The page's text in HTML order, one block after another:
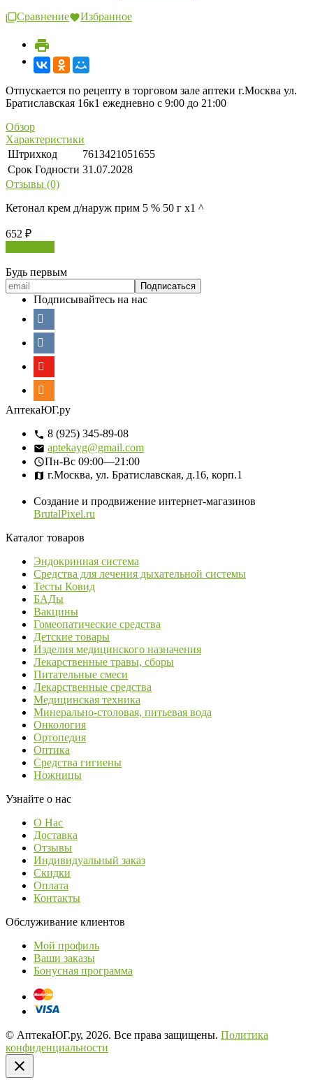
Сравнение Избранное
Отпускается по рецепту в торговом зале аптеки г.Москва ул.
Братиславская 16к1 ежедневно с 9:00 до 21:00
Обзор
Характеристики
Штрихкод
7613421051655
Срок Годности 31.07.2028
Отзывы (0)
Кетонал крем д/наруж прим 5 % 50 г х1 ^
652 ₽
Будь первым
Подписывайтесь на нас
АптекаЮГ.ру
8 (925) 345-89-08
aptekayg@gmail.com
Пн-Вс 09:00—21:00
г.Москва, ул. Братиславская, д.16, корп.1
Создание и продвижение интернет-магазинов
BrutalPixel.ru
Каталог товаров
Эндокринная система
Средства для лечения дыхательной системы
Тесты Ковид
БАДы
Вакцины
Гомеопатические средства
Детские товары
Изделия медицинского назначения
Лекарственные травы, сборы
Питательные смеси
Лекарственные средства
Медицинская техника
Минерально-столовая, питьевая вода
Онкология
Ортопедия
Оптика
Средства гигиены
Ножницы
Узнайте о нас
О Нас
Доставка
Отзывы
Индивидуальный заказ
Скидки
Оплата
Контакты
Обслуживание клиентов
Мой профиль
Ваши заказы
Бонусная программа
© АптекаЮГ.ру, 2026. Все права защищены. Политика
конфиденциальности